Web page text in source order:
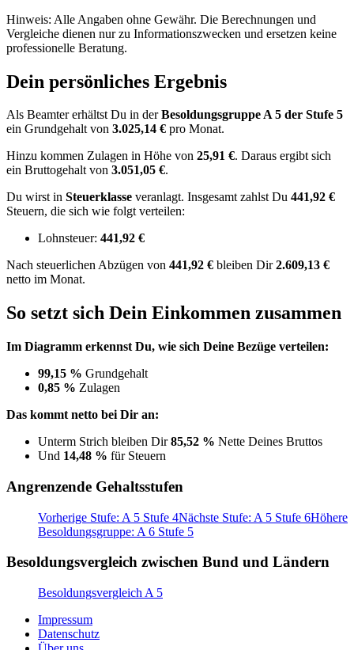
Hinweis: Alle Angaben ohne Gewähr. Die Berechnungen und
Vergleiche dienen nur zu Informationszwecken und ersetzen keine
professionelle Beratung.
Dein persönliches Ergebnis
Als Beamter erhältst Du in derBesoldungsgruppeA 5 der Stufe 5
ein Grundgehalt von 3.025,14 € pro Monat.
Hinzu kommen Zulagen in Höhe von 25,91 €. Daraus ergibt sich
ein Bruttogehalt von 3.051,05 €.
Du wirst in Steuerklasse veranlagt. Insgesamt zahlst Du 441,92 €
Steuern, die sich wie folgt verteilen:
Lohnsteuer: 441,92 €
Nach steuerlichen Abzügen von 441,92 € bleiben Dir2.609,13 €
netto im Monat.
So setzt sich Dein Einkommen zusammen
Im Diagramm erkennst Du, wie sich Deine Bezüge verteilen:
99,15 % Grundgehalt
0,85 % Zulagen
Das kommt netto bei Dir an:
Unterm Strich bleiben Dir85,52 % Nette Deines Bruttos
Und 14,48 % für Steuern
Angrenzende Gehaltsstufen
Vorherige Stufe: A 5 Stufe 4Nächste Stufe: A 5 Stufe 6Höhere
Besoldungsgruppe: A 6 Stufe 5
Besoldungsvergleich zwischen Bund und Ländern
Besoldungsvergleich A 5
Impressum
Datenschutz